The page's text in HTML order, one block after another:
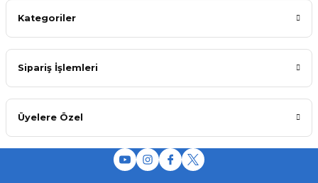
Kategoriler
Sipariş İşlemleri
Üyelere Özel